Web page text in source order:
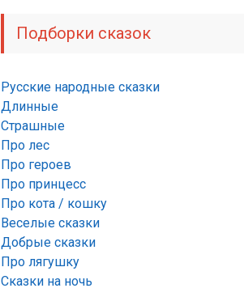
Подборки сказок
Русские народные сказки
Длинные
Страшные
Про лес
Про героев
Про принцесс
Про кота / кошку
Веселые сказки
Добрые сказки
Про лягушку
Сказки на ночь